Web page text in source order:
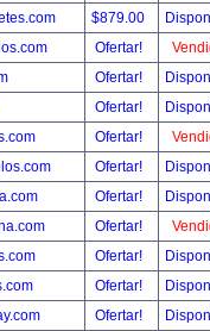
$879.00
Ofertar!
Ofertar!
Ofertar!
Ofertar!
Ofertar!
Ofertar!
Ofertar!
Ofertar!
Ofertar!
Ofertar!